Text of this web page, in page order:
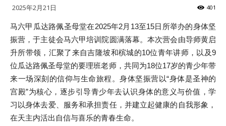
2025年2月21日 401
马六甲瓜达路佩圣母堂在2025年2月13至15日所举办的身体坚
振营，于主徒会马六甲培训院圆满落幕。本次营会由导师黄启
升所带领，汇聚了来自吉隆坡和槟城的10位青年讲师，以及9
位瓜达路佩圣母堂的要理班老师，共同为18位17岁的青少年带
来一场深刻的信仰与生命旅程。身体坚振营以“身体是圣神的
宫殿”为核心，逐步引导青少年去认识身体的意义与价值，学
习以身体去爱、服务和承担责任，并建立起健康的自我形象，
在天主内活出自信与喜乐的青春生命。